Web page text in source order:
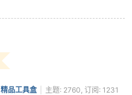
精品工具盒
主题: 2760, 订阅: 1231